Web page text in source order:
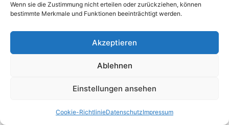
Wenn sie die Zustimmung nicht erteilen oder zurückziehen, können
bestimmte Merkmale und Funktionen beeinträchtigt werden.
Akzeptieren
Ablehnen
Einstellungen ansehen
Cookie-RichtlinieDatenschutzImpressum
Prüfung E-Check Expert
Prüfung elektrischer Anlagen
Kontakt Impressum Datenschutz